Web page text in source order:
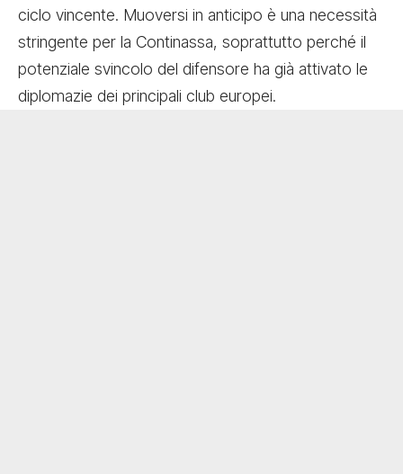
ciclo vincente. Muoversi in anticipo è una necessità
stringente per la Continassa, soprattutto perché il
potenziale svincolo del difensore ha già attivato le
diplomazie dei principali club europei.